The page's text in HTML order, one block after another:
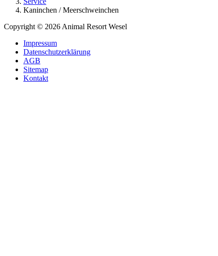
Kaninchen / Meerschweinchen
Copyright © 2026 Animal Resort Wesel
Impressum
Datenschutzerklärung
AGB
Sitemap
Kontakt